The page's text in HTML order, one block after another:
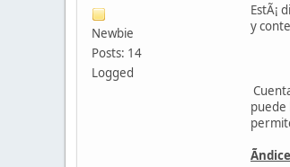
Newbie
Posts: 14
Logged
EstÃ¡
y
puede